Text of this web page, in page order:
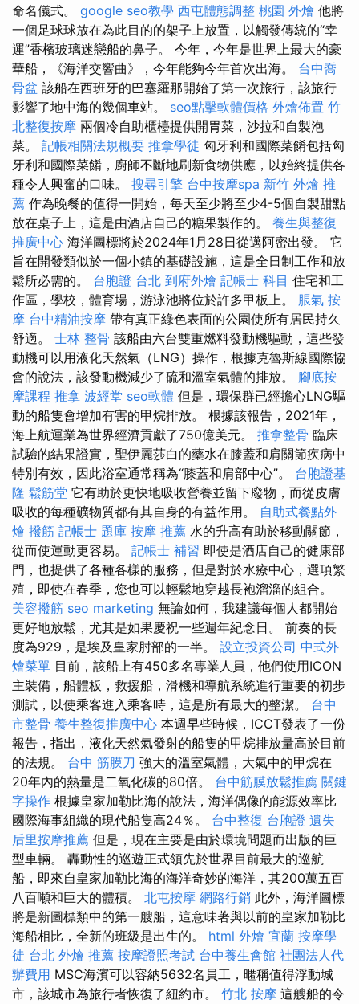
命名儀式。 google seo教學 西屯體態調整 桃園 外燴 他將
一個足球球放在為此目的的架子上放置，以觸發傳統的“幸
運”香檳玻璃迷戀船的鼻子。 今年，今年是世界上最大的豪
華船，《海洋交響曲》，今年能夠今年首次出海。 台中喬
骨盆 該船在西班牙的巴塞羅那開始了第一次旅行，該旅行
影響了地中海的幾個車站。 seo點擊軟體價格 外燴佈置 竹
北整復按摩 兩個冷自助櫃檯提供開胃菜，沙拉和自製泡
菜。 記帳相關法規概要 推拿學徒 匈牙利和國際菜餚包括匈
牙利和國際菜餚，廚師不斷地刷新食物供應，以始終提供各
種令人興奮的口味。 搜尋引擎 台中按摩spa 新竹 外燴 推
薦 作為晚餐的值得一開始，每天至少將至少4-5個自製甜點
放在桌子上，這是由酒店自己的糖果製作的。 養生與整復
推廣中心 海洋圖標將於2024年1月28日從邁阿密出發。 它
旨在開發類似於一個小鎮的基礎設施，這是全日制工作和放
鬆所必需的。 台胞證 台北 到府外燴 記帳士 科目 住宅和工
作區，學校，體育場，游泳池將位於許多甲板上。 脹氣 按
摩 台中精油按摩 帶有真正綠色表面的公園使所有居民持久
舒適。 士林 整骨 該船由六台雙重燃料發動機驅動，這些發
動機可以用液化天然氣（LNG）操作，根據克魯斯線國際協
會的說法，該發動機減少了硫和溫室氣體的排放。 腳底按
摩課程 推拿 波經堂 seo軟體 但是，環保群已經擔心LNG驅
動的船隻會增加有害的甲烷排放。 根據該報告，2021年，
海上航運業為世界經濟貢獻了750億美元。 推拿整骨 臨床
試驗的結果證實，聖伊麗莎白的藥水在膝蓋和肩關節疾病中
特別有效，因此浴室通常稱為“膝蓋和肩部中心”。 台胞證基
隆 鬆筋堂 它有助於更​​快地吸收營養並留下廢物，而從皮膚
吸收的每種礦物質都有其自身的有益作用。 自助式餐點外
燴 撥筋 記帳士 題庫 按摩 推薦 水的升高有助於移動關節，
從而使運動更容易。 記帳士 補習 即使是酒店自己的健康部
門，也提供了各種各樣的服務，但是對於水療中心，選項繁
殖，即使在春季，您也可以輕鬆地穿越長袍溜溜的組合。
美容撥筋 seo marketing 無論如何，我建議每個人都開始
更好地放鬆，尤其是如果慶祝一些週年紀念日。 前奏的長
度為929，是埃及皇家肘部的一半。 設立投資公司 中式外
燴菜單 目前，該船上有450多名專業人員，他們使用ICON
主裝備，船體板，救援船，滑機和導航系統進行重要的初步
測試，以使乘客進入乘客時，這是所有最大的整潔。 台中
市整骨 養生整復推廣中心 本週早些時候，ICCT發表了一份
報告，指出，液化天然氣發射的船隻的甲烷排放量高於目前
的法規。 台中 筋膜刀 強大的溫室氣體，大氣中的甲烷在
20年內的熱量是二氧化碳的80倍。 台中筋膜放鬆推薦 關鍵
字操作 根據皇家加勒比海的說法，海洋偶像的能源效率比
國際海事組織的現代船隻高24％。 台中整復 台胞證 遺失
后里按摩推薦 但是，現在主要是由於環境問題而出版的巨
型車輛。 轟動性的巡遊正式領先於世界目前最大的巡航
船，即來自皇家加勒比海的海洋奇妙的海洋，其200萬五百
八百噸和巨大的體積。 北屯按摩 網路行銷 此外，海洋圖標
將是新圖標類中的第一艘船，這意味著與以前的皇家加勒比
海船相比，全新的班級是出生的。 html 外燴 宜蘭 按摩學
徒 台北 外燴 推薦 按摩證照考試 台中養生會館 社團法人代
辦費用 MSC海濱可以容納5632名員工，暱稱值得浮動城
市，該城市為旅行者恢復了紐約市。 竹北 按摩 這艘船的令